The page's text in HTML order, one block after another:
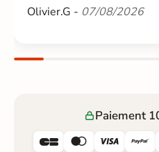
Olivier.G - 07/08/2026
Paiement
   